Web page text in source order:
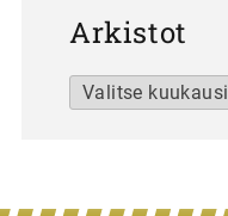
Arkistot
Arkistot